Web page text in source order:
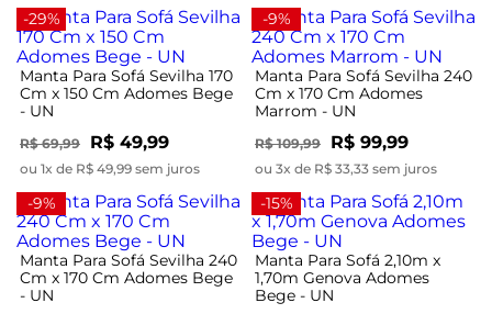
-29%
Manta Para Sofá Sevilha 170
Cm x 150 Cm Adomes Bege
- UN
R$ 69,99 R$ 49,99
ou 1x de R$ 49,99 sem juros
-9%
Manta Para Sofá Sevilha 240
Cm x 170 Cm Adomes
Marrom - UN
R$ 109,99 R$ 99,99
ou 3x de R$ 33,33 sem juros
-9%
Manta Para Sofá Sevilha 240
Cm x 170 Cm Adomes Bege
- UN
-15%
Manta Para Sofá 2,10m x
1,70m Genova Adomes
Bege - UN